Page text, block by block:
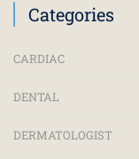
Categories
CARDIAC
DENTAL
DERMATOLOGIST